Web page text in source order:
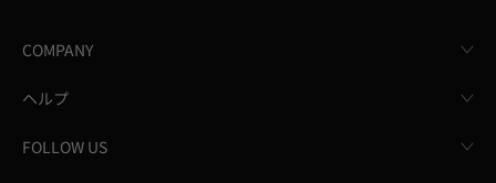
COMPANY
ヘルプ
FOLLOW US